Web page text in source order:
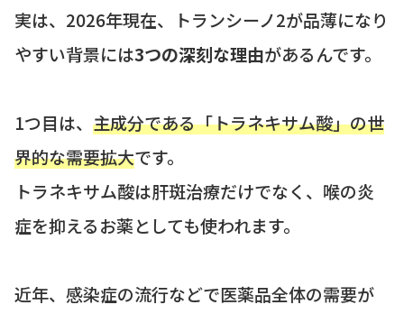
実は、2026年現在、トランシーノ2が品薄になり
やすい背景には3つの深刻な理由があるんです。
1つ目は、 主成分である「トラネキサム酸」の世
界的な需要拡大です。
トラネキサム酸は肝斑治療だけでなく、喉の炎
症を抑えるお薬としても使われます。
近年、感染症の流行などで医薬品全体の需要が